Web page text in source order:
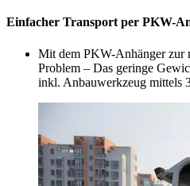
Einfacher Transport per PKW-
Mit dem PKW-Anhänger zur
Problem – Das geringe
inkl. Anbauwerkzeug mittels